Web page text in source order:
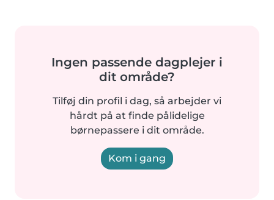
Ingen passende dagplejer i
dit område?
Tilføj din profil i dag, så arbejder vi
hårdt på at finde pålidelige
børnepassere i dit område.
Kom i gang